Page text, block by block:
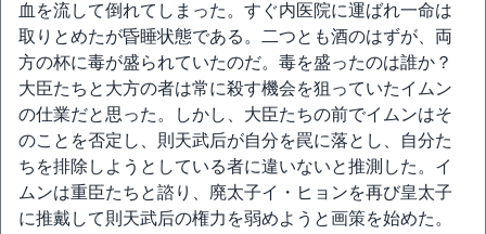
血を流して倒れてしまった。すぐ内医院に運ばれ一命は
取りとめたが昏睡状態である。二つとも酒のはずが、両
方の杯に毒が盛られていたのだ。毒を盛ったのは誰か？
大臣たちと大方の者は常に殺す機会を狙っていたイムン
の仕業だと思った。しかし、大臣たちの前でイムンはそ
のことを否定し、則天武后が自分を罠に落とし、自分た
ちを排除しようとしている者に違いないと推測した。イ
ムンは重臣たちと諮り、廃太子イ・ヒョンを再び皇太子
に推戴して則天武后の権力を弱めようと画策を始めた。